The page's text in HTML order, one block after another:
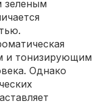
зеленым
и тонизирующим
Однако